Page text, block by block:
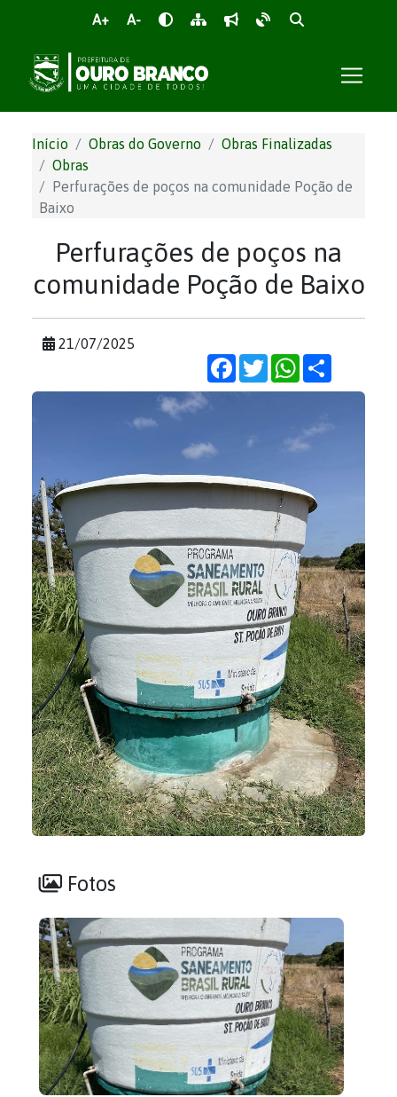
A+ A-
Início Obras do Governo
Obras Finalizadas
Obras
Perfurações de poços na comunidade Poção de
Baixo
Perfurações de poços na
comunidade Poção de Baixo
21/07/2025
Facebook
TwitterWhatsApp
Fotos